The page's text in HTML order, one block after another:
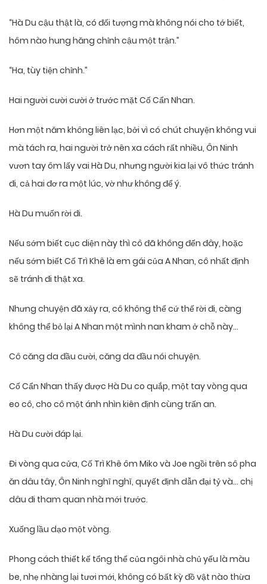
“Hà Du cậu thật là, có đối tượng mà không nói cho tớ biết,
hôm nào hung hăng chỉnh cậu một trận.”
“Ha, tùy tiện chỉnh.”
Hai người cười cười ở trước mặt Cố Cẩn Nhan.
Hơn một năm không liên lạc, bởi vì có chút chuyện không vui
mà tách ra, hai người trở nên xa cách rất nhiều, Ôn Ninh
vươn tay ôm lấy vai Hà Du, nhưng người kia lại vô thức tránh
đi, cả hai đơ ra một lúc, vờ như không để ý.
Hà Du muốn rời đi.
Nếu sớm biết cục diện này thì cô đã không đến đây, hoặc
nếu sớm biết Cố Trì Khê là em gái của A Nhan, cô nhất định
sẽ tránh đi thật xa.
Nhưng chuyện đã xảy ra, cô không thể cứ thế rời đi, càng
không thể bỏ lại A Nhan một mình nan kham ở chỗ này…
Cô căng da đầu cười, căng da đầu nói chuyện.
Cố Cẩn Nhan thấy được Hà Du co quắp, một tay vòng qua
eo cô, cho cô một ánh nhìn kiên định cùng trấn an.
Hà Du cười đáp lại.
Đi vòng qua cửa, Cố Trì Khê ôm Miko và Joe ngồi trên sô pha
ăn dâu tây, Ôn Ninh nghĩ nghĩ, quyết định dẫn đại tỷ và… chị
dâu đi tham quan nhà mới trước.
Xuống lầu dạo một vòng.
Phong cách thiết kế tổng thể của ngôi nhà chủ yếu là màu
be, nhẹ nhàng lại tươi mới, không có bất kỳ đồ vật nào thừa